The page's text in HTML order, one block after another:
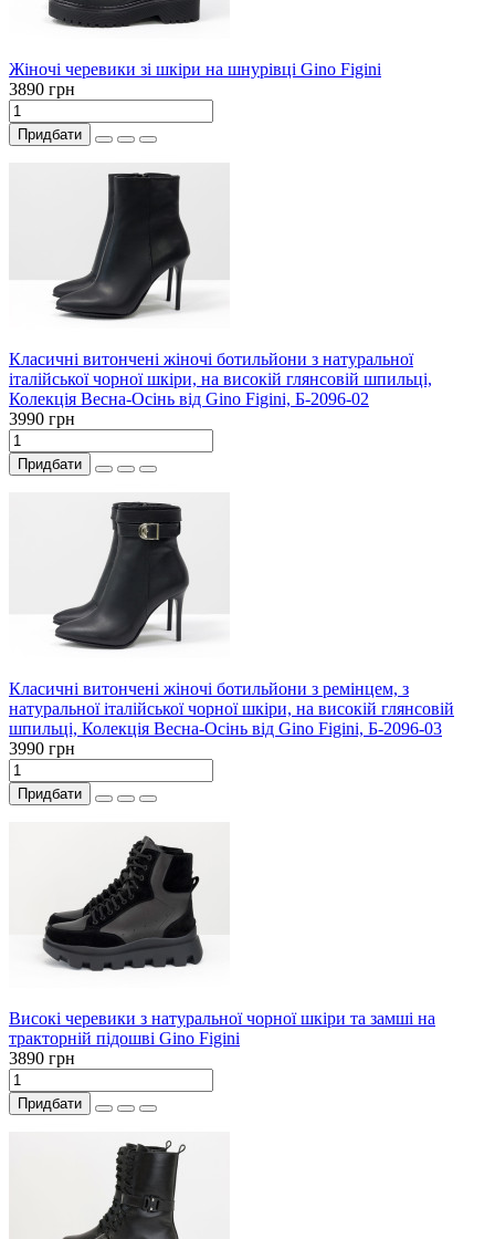
Жіночі черевики зі шкіри на шнурівці Gino Figini
3890 грн
Придбати
Класичні витончені жіночі ботильйони з натуральної
італійської чорної шкіри, на високій глянсовій шпильці,
Колекція Весна-Осінь від Gino Figini, Б-2096-02
3990 грн
Придбати
Класичні витончені жіночі ботильйони з ремінцем, з
натуральної італійської чорної шкіри, на високій глянсовій
шпильці, Колекція Весна-Осінь від Gino Figini, Б-2096-03
3990 грн
Придбати
Високі черевики з натуральної чорної шкіри та замші на
тракторній підошві Gino Figini
3890 грн
Придбати